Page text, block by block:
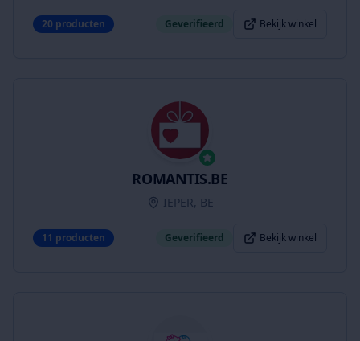
20 producten Geverifieerd Bekijk winkel
ROMANTIS.BE
IEPER, BE
11 producten Geverifieerd Bekijk winkel